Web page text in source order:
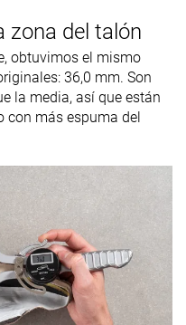
zona del talón
obtuvimos el mismo
36,0 mm. Son
la media, así que están
con más espuma del